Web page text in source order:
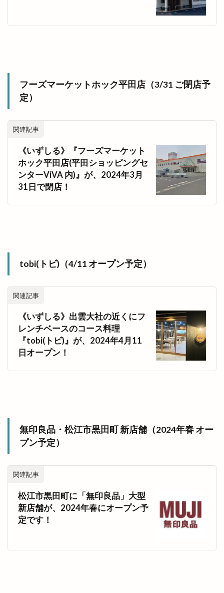
フーズマーケットホック平田店（3/31 ご閉店予
定）
関連記事
《いずしる》『フーズマーケット
ホック平田店(平田ショッピングセ
ンターViVA 内)』が、2024年3月
31日で閉店！
tobi(トビ)（4/11 オープン予定）
関連記事
《いずしる》出雲大社の近くにフ
レンチベースのコース料理
『tobi(トビ)』が、2024年4月11
日オープン！
無印良品・松江市黒田町 新店舗（2024年春 オー
プン予定）
関連記事
松江市黒田町に「無印良品」大型
新店舗が、2024年春にオープン予
定です！